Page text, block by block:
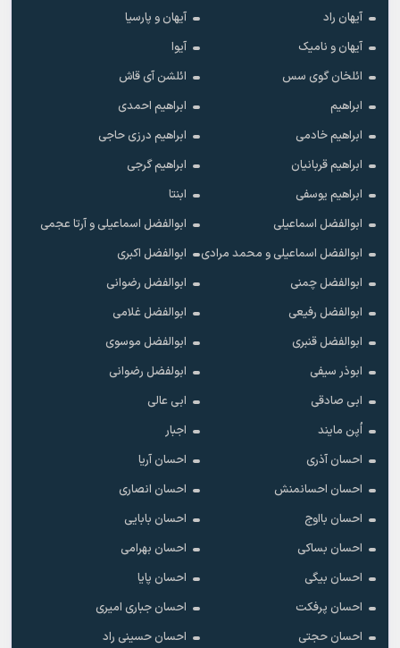
آیهان راد
آیهان و پارسیا
آیهان و نامیک
آیوا
ائلخان گوی سس
ائلشن آی قاش
ابراهیم
ابراهیم احمدی
ابراهیم خادمی
ابراهیم درزی حاجی
ابراهیم قربانیان
ابراهیم گرجی
ابراهیم یوسفی
ابنتا
ابوالفضل اسماعیلی
ابوالفضل اسماعیلی و آرتا عجمی
ابوالفضل اسماعیلی و محمد مرادی
ابوالفضل اکبری
ابوالفضل چمنی
ابوالفضل رضوانی
ابوالفضل رفیعی
ابوالفضل غلامی
ابوالفضل قنبری
ابوالفضل موسوی
ابوذر سیفی
ابولفضل رضوانی
ابی صادقی
ابی عالی
اُپن مایند
اجبار
احسان آذری
احسان آریا
احسان احسانمنش
احسان انصاری
احسان بااوج
احسان بابایی
احسان بساکی
احسان بهرامی
احسان بیگی
احسان پایا
احسان پرفکت
احسان جباری امیری
احسان حجتی
احسان حسینی راد